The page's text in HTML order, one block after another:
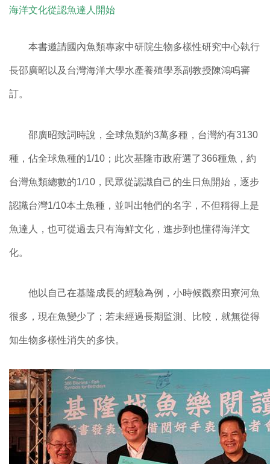
海洋文化從認魚達人開始
本書邀請國內魚類專家中研院生物多樣性研究中心執行
長邵廣昭以及台灣海洋大學水產養殖學系副教授陳鴻鳴審
訂。
邵廣昭致詞時說，全球魚類約3萬多種，台灣約有3130
種，佔全球魚種的1/10；此次基隆市政府選了366種魚，約
台灣魚類總數的1/10，民眾從認識自己的生日魚開始，逐步
認識台灣1/10本土魚種，並叫出牠們的名字，不但稱得上是
魚達人，也可從過去只有海鮮文化，進步到也懂得海洋文
化。
他以自己在基隆成長的經驗為例，小時候觀察田寮河魚
很多，現在魚變少了；若未經過長期監測、比較，就無從得
知生物多樣性消失的多快。